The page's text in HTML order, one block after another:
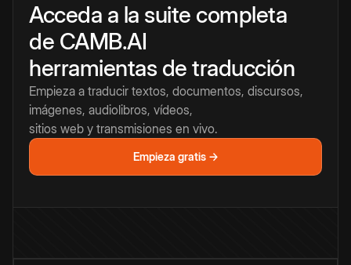
Acceda a la suite completa
de CAMB.AI
herramientas de traducción
Empieza a traducir textos, documentos, discursos,
imágenes, audiolibros, vídeos,
sitios web y transmisiones en vivo.
Empieza gratis →